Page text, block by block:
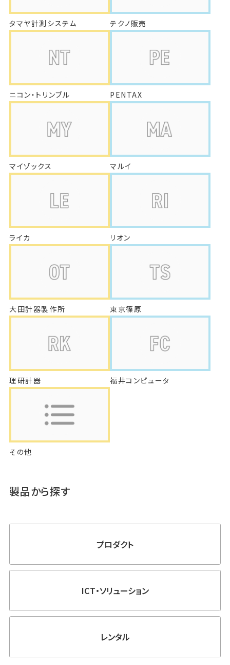
タマヤ計測システム テクノ販売
ニコン・トリンブル PENTAX
マイゾックス マルイ
ライカ リオン
大田計器製作所 東京篠原
理研計器 福井コンピュータ
その他
製品から探す
プロダクト
ICT・ソリューション
レンタル